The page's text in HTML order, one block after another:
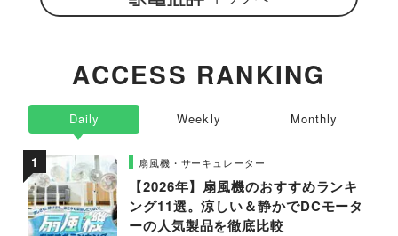
ACCESS RANKING
Daily
扇風機・サーキュレーター
【2026年】扇風機のおすすめランキ
ング11選。涼しい＆静かでDCモータ
ーの人気製品を徹底比較
Weekly Monthly